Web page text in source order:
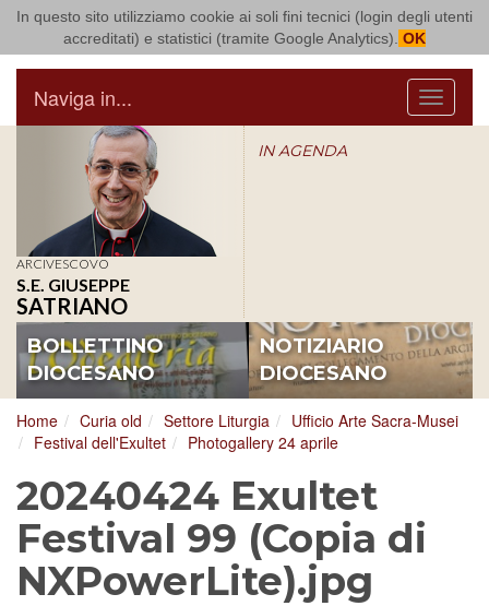
In questo sito utilizziamo cookie ai soli fini tecnici (login degli utenti
accreditati) e statistici (tramite Google Analytics). OK
Arcidiocesi di Bari Bitonto
Menu
Naviga in...
ARCIVESCOVO
S.E. GIUSEPPE
SATRIANO
IN AGENDA
BOLLETTINO
DIOCESANO
NOTIZIARIO
DIOCESANO
Home Curia old Settore Liturgia
Ufficio Arte Sacra-Musei
Festival dell'Exultet
Photogallery 24 aprile
20240424 Exultet
Festival 99 (Copia di
NXPowerLite).jpg